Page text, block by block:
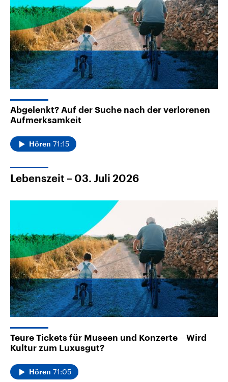
Abgelenkt? Auf der Suche nach der verlorenen
Aufmerksamkeit
Hören 71:15
Lebenszeit – 03. Juli 2026
Teure Tickets für Museen und Konzerte – Wird
Kultur zum Luxusgut?
Hören 71:05